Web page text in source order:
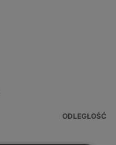
ODLEGŁOŚĆ